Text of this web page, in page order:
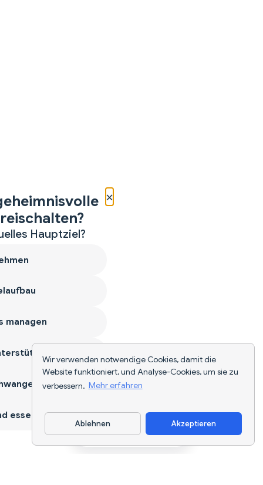
Wir verwenden notwendige Cookies, damit die
Website funktioniert, und Analyse-Cookies, um sie zu
verbessern. Mehr erfahren
Ablehnen Akzeptieren
App herunterladen
×
Hauptziel?
managen
essen